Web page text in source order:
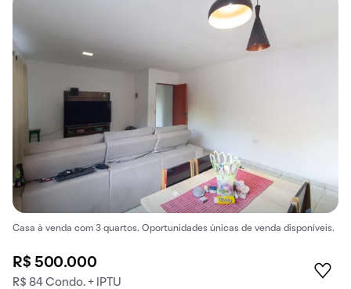
Casa à venda com 3 quartos. Oportunidades únicas de venda disponíveis.
R$ 500.000
R$ 84 Condo. + IPTU